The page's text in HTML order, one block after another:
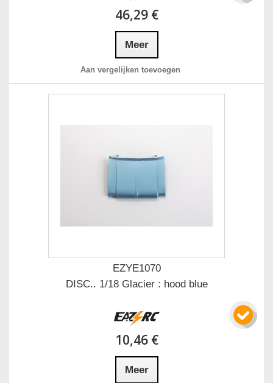
46,29 €
Meer
Aan vergelijken toevoegen
EZYE1070
DISC.. 1/18 Glacier : hood blue
10,46 €
Meer